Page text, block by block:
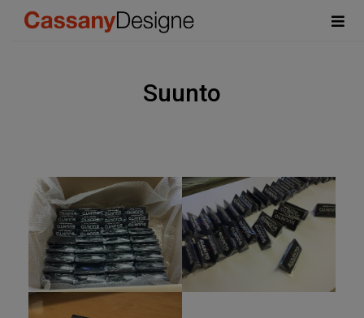
Suunto